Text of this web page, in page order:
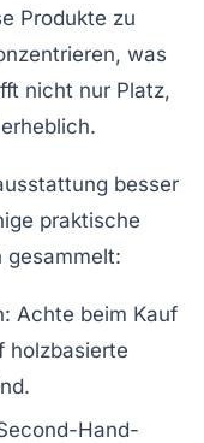
Produkte zu
was
nicht nur Platz,
erheblich.
besser
praktische
gesammelt:
Achte beim Kauf
holzbasierte
Hand-